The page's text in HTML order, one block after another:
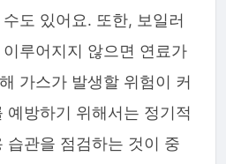
도 있어요. 또한, 보일러
루어지지 않으면 연료가
가스가 발생할 위험이 커
예방하기 위해서는 정기적
습관을 점검하는 것이 중